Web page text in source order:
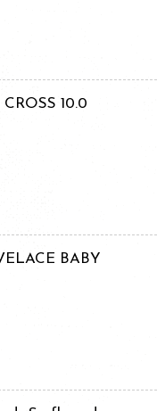
10.0
BABY